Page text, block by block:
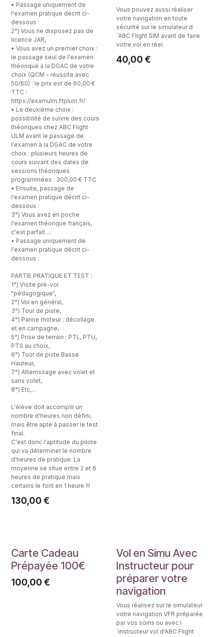
• Passage uniquement de
l'examen pratique décrit ci-
dessous :
2°) Vous ne disposez pas de
licence JAR,
• Vous avez un premier choix :
le passage seul de l'examen
théorique à la DGAC de votre
choix (QCM – réussite avec
50/60) : le prix est de 60,00 €
TTC :
https://examulm.ffplum.fr/
• Le deuxième choix :
possibilité de suivre des cours
théoriques chez ABC Flight
ULM avant le passage de
l'examen à la DGAC de votre
choix : plusieurs heures de
cours suivant des dates de
sessions théoriques
programmées : 300,00 € TTC
• Ensuite, passage de
l'examen pratique décrit ci-
dessous :
3°) Vous avez en poche
l'examen théorique français,
c'est parfait....
• Passage uniquement de
l'examen pratique décrit ci-
dessous :
PARTIE PRATIQUE ET TEST :
1°) Visite pré-vol
"pédagogique",
2°) Vol en général,
3°) Tour de piste,
4°) Panne moteur : décollage
et en campagne,
5°) Prise de terrain : PTL, PTU,
PTS au choix,
6°) Tour de piste Basse
Hauteur,
7°) Atterrissage avec volet et
sans volet,
8°) Etc,...
L'élève doit accomplir un
nombre d'heures non défini,
mais être apte à passer le test
final.
C'est donc l'aptitude du pilote
qui va déterminer le nombre
d'heures de pratique. La
moyenne se situe entre 2 et 6
heures de pratique mais
certains le font en 1 heure !!!
130,00 €
Vous pouvez aussi réaliser
votre navigation en toute
sécurité sur le simulateur d
´ABC Flight SIM avant de faire
votre vol en réel.
40,00 €
Carte Cadeau
Prépayée 100€
100,00 €
VFR Flight
Vol en Simu Avec
Instructeur pour
préparer votre
navigation
Vous réalisez sur le simulateur
votre navigation VFR préparée
par vos soins ou avec l
´instructeur vol d'ABC Flight